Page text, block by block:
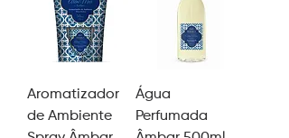
Aromatizador
de Ambiente
Água
Perfumada